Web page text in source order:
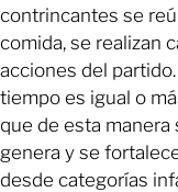
contrincantes se
comida, se realizan
acciones del
tiempo es igual o
que de esta manera
genera y se
desde categorías